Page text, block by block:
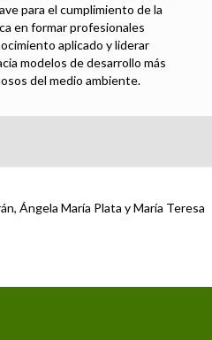
para el cumplimiento de la
en formar profesionales
aplicado y liderar
modelos de desarrollo más
del medio ambiente.
Ángela María Plata y María Teresa